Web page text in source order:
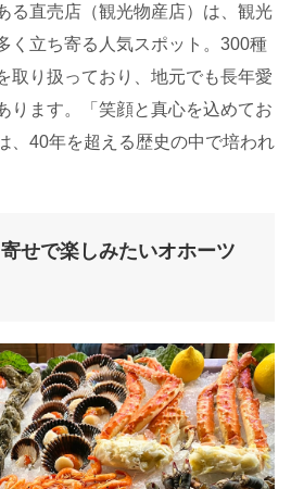
る直売店（観光物産店）は、観光
く立ち寄る人気スポット。300種
取り扱っており、地元でも長年愛
ります。「笑顔と真心を込めてお
、40年を超える歴史の中で培われ
せで楽しみたいオホーツ